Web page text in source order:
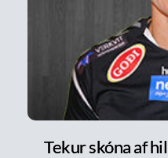
Tekur skóna af